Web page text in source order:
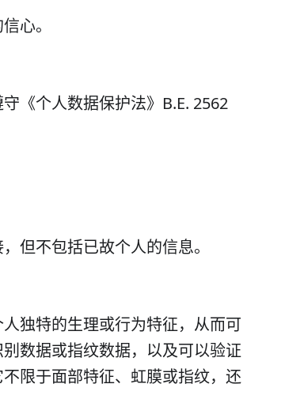
心。
《个人数据保护法》B.E. 2562
但不包括已故个人的信息。
独特的生理或行为特征，从而可
数据或指纹数据，以及可以验证
限于面部特征、虹膜或指纹，还